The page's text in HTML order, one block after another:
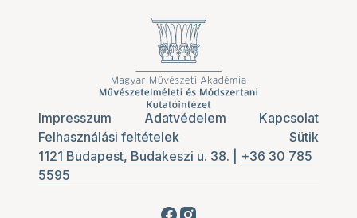
Impresszum Adatvédelem
Kapcsolat
Felhasználási feltételek
Sütik
1121 Budapest, Budakeszi u. 38.
+36 30 785
5595